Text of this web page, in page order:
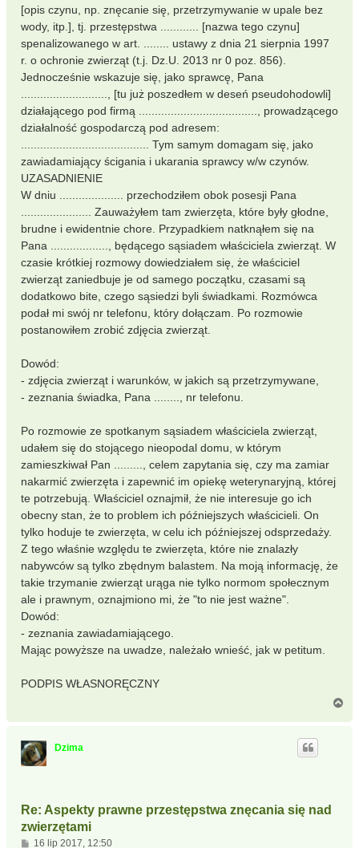
[opis czynu, np. znęcanie się, przetrzymywanie w upale bez
wody, itp.], tj. przestępstwa ............ [nazwa tego czynu]
spenalizowanego w art. ........ ustawy z dnia 21 sierpnia 1997
r. o ochronie zwierząt (t.j. Dz.U. 2013 nr 0 poz. 856).
Jednocześnie wskazuje się, jako sprawcę, Pana
..........................., [tu już poszedłem w deseń pseudohodowli]
działającego pod firmą ....................................., prowadzącego
działalność gospodarczą pod adresem:
........................................ Tym samym domagam się, jako
zawiadamiający ścigania i ukarania sprawcy w/w czynów.
UZASADNIENIE
W dniu .................... przechodziłem obok posesji Pana
...................... Zauważyłem tam zwierzęta, które były głodne,
brudne i ewidentnie chore. Przypadkiem natknąłem się na
Pana .................., będącego sąsiadem właściciela zwierząt. W
czasie krótkiej rozmowy dowiedziałem się, że właściciel
zwierząt zaniedbuje je od samego początku, czasami są
dodatkowo bite, czego sąsiedzi byli świadkami. Rozmówca
podał mi swój nr telefonu, który dołączam. Po rozmowie
postanowiłem zrobić zdjęcia zwierząt.
Dowód:
- zdjęcia zwierząt i warunków, w jakich są przetrzymywane,
- zeznania świadka, Pana ........, nr telefonu.
Po rozmowie ze spotkanym sąsiadem właściciela zwierząt,
udałem się do stojącego nieopodal domu, w którym
zamieszkiwał Pan ........., celem zapytania się, czy ma zamiar
nakarmić zwierzęta i zapewnić im opiekę weterynaryjną, której
te potrzebują. Właściciel oznajmił, że nie interesuje go ich
obecny stan, że to problem ich późniejszych właścicieli. On
tylko hoduje te zwierzęta, w celu ich późniejszej odsprzedaży.
Z tego właśnie względu te zwierzęta, które nie znalazły
nabywców są tylko zbędnym balastem. Na moją informację, że
takie trzymanie zwierząt urąga nie tylko normom społecznym
ale i prawnym, oznajmiono mi, że "to nie jest ważne".
Dowód:
- zeznania zawiadamiającego.
Mając powyższe na uwadze, należało wnieść, jak w petitum.
PODPIS WŁASNORĘCZNY
Dzima
Re: Aspekty prawne przestępstwa znęcania się nad
zwierzętami
P16 lip 2017, 12:50